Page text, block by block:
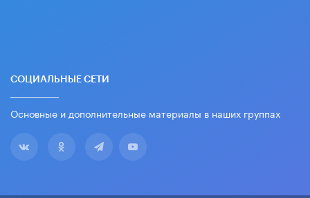
СОЦИАЛЬНЫЕ СЕТИ
Основные и дополнительные материалы в наших группах